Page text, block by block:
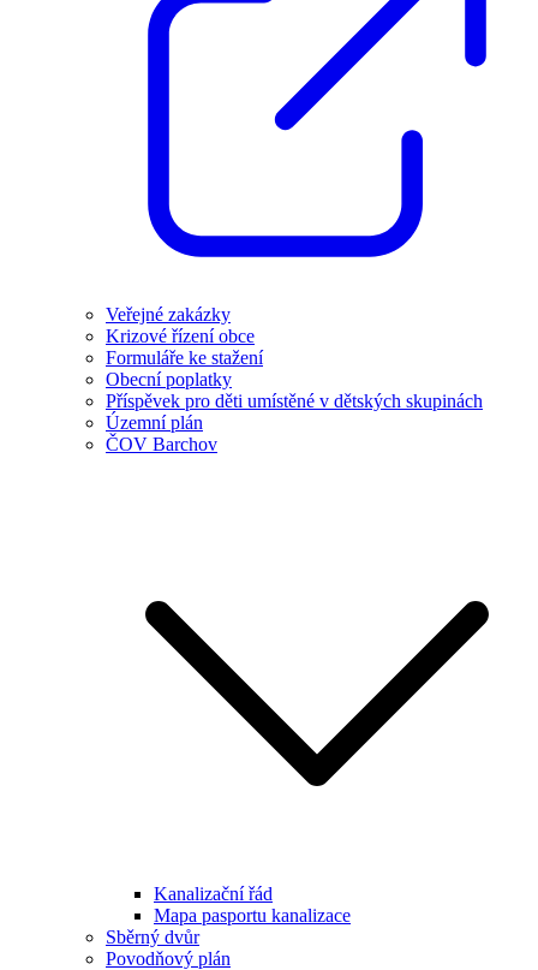
Veřejné zakázky
Krizové řízení obce
Formuláře ke stažení
Obecní poplatky
Příspěvek pro děti umístěné v dětských skupinách
Územní plán
ČOV Barchov
Kanalizační řád
Mapa pasportu kanalizace
Sběrný dvůr
Povodňový plán